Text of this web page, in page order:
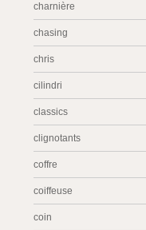
charnière
chasing
chris
cilindri
classics
clignotants
coffre
coiffeuse
coin